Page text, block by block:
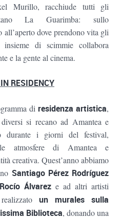
Murillo, racchiude tutti gli
La Guarimba: sullo
dove prendono vita gli
insieme di scimmie collabora
e la gente al cinema.
RESIDENCY
di residenza artistica,
si recano ad Amantea e
durante i giorni del festival,
atmosfere di Amantea e
creativa. Quest’anno abbiamo
Santiago Pérez Rodríguez
Rocío Álvarez e ad altri artisti
un murales sulla
Biblioteca, donando una